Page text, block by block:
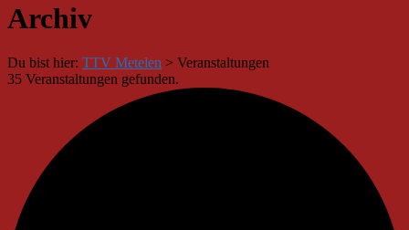
Archiv
Du bist hier: TTV Metelen > Veranstaltungen
35 Veranstaltungen gefunden.